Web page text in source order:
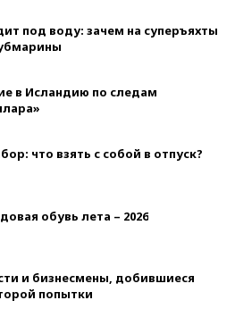
под воду: зачем на суперъяхты
в Исландию по следам
что взять с собой в отпуск?
обувь лета – 2026
и бизнесмены, добившиеся
попытки